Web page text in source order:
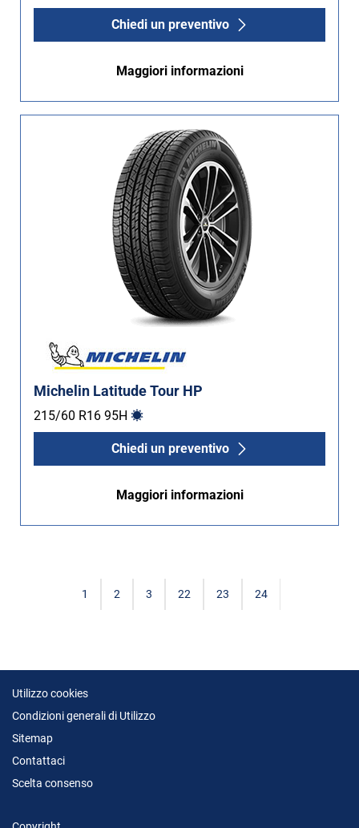
Chiedi un preventivo
Maggiori informazioni
Michelin Latitude Tour HP
215/60 R16 95H
Chiedi un preventivo
Maggiori informazioni
1 2 3 22 23 24
Utilizzo cookies
Condizioni generali di Utilizzo
Sitemap
Contattaci
Scelta consenso